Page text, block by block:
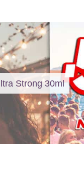
Strong 30ml